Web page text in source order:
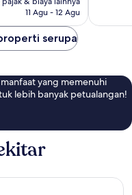
11 Agu - 12 Agu
serupa
yang memenuhi
lebih banyak petualangan!